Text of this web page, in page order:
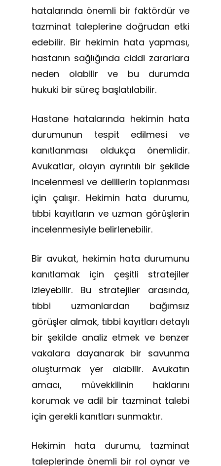
hatalarında önemli bir faktördür ve
tazminat taleplerine doğrudan etki
edebilir. Bir hekimin hata yapması,
hastanın sağlığında ciddi zararlara
neden olabilir ve bu durumda
hukuki bir süreç başlatılabilir.
Hastane hatalarında hekimin hata
durumunun tespit edilmesi ve
kanıtlanması oldukça önemlidir.
Avukatlar, olayın ayrıntılı bir şekilde
incelenmesi ve delillerin toplanması
için çalışır. Hekimin hata durumu,
tıbbi kayıtların ve uzman görüşlerin
incelenmesiyle belirlenebilir.
Bir avukat, hekimin hata durumunu
kanıtlamak için çeşitli stratejiler
izleyebilir. Bu stratejiler arasında,
tıbbi uzmanlardan bağımsız
görüşler almak, tıbbi kayıtları detaylı
bir şekilde analiz etmek ve benzer
vakalara dayanarak bir savunma
oluşturmak yer alabilir. Avukatın
amacı, müvekkilinin haklarını
korumak ve adil bir tazminat talebi
için gerekli kanıtları sunmaktır.
Hekimin hata durumu, tazminat
taleplerinde önemli bir rol oynar ve